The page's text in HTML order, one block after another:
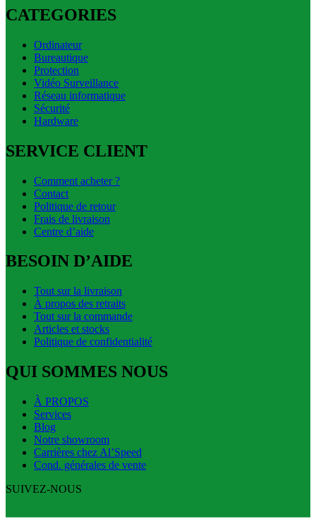
CATEGORIES
Ordinateur
Bureautique
Protection
Vidéo Surveillance
Réseau informatique
Sécurité
Hardware
SERVICE CLIENT
Comment acheter ?
Contact
Politique de retour
Frais de livraison
Centre d’aide
BESOIN D’AIDE
Tout sur la livraison
À propos des retraits
Tout sur la commande
Articles et stocks
Politique de confidentialité
QUI SOMMES NOUS
À PROPOS
Services
Blog
Notre showroom
Carrières chez Al’Speed
Cond. générales de vente
SUIVEZ-NOUS